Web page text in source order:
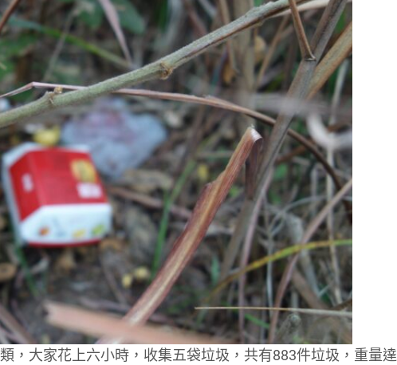
，大家花上六小時，收集五袋垃圾，共有883件垃圾，重量達